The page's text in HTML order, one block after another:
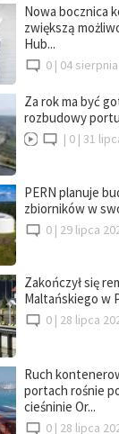
Nowa bocznica
zwiększą
Hub...
0 | 04
Za rok ma być
rozbudowy
| 0 | 31
PERN planuje
zbiorników w
0 | 29 lipca
Zakończył się
Maltańskiego w
0 | 28 lipca
Ruch
portach rośnie
cieśninie Or...
0 | 28 lipca